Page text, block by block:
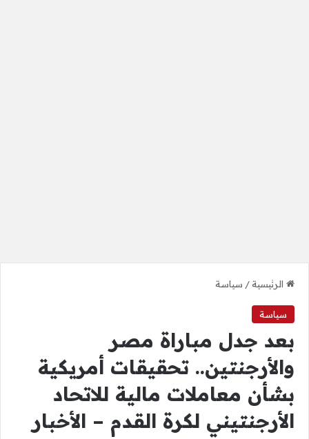
الرئيسية/ سياسة
سياسة
بعد جدل مباراة مصر
والأرجنتين.. تحقيقات أمريكية
بشأن معاملات مالية للاتحاد
الأرجنتيني لكرة القدم – الأخبار